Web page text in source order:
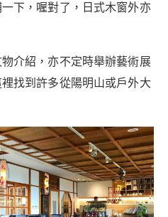
下，喔對了，日式木窗外亦
介紹，亦不定時舉辦藝術展
找到許多從陽明山或戶外大